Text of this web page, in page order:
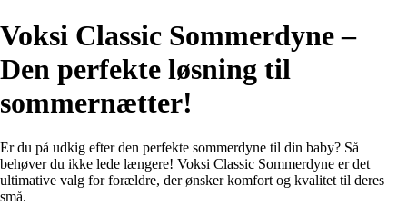
Voksi Classic Sommerdyne –
Den perfekte løsning til
sommernætter!
Er du på udkig efter den perfekte sommerdyne til din baby? Så
behøver du ikke lede længere! Voksi Classic Sommerdyne er det
ultimative valg for forældre, der ønsker komfort og kvalitet til deres
små.